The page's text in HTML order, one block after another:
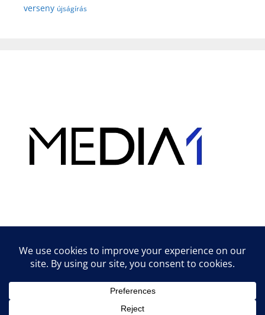
verseny újságírás
Lifestyle tippek & trükkök